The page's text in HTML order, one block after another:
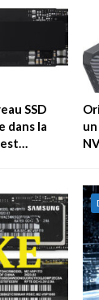
SSD
dans la